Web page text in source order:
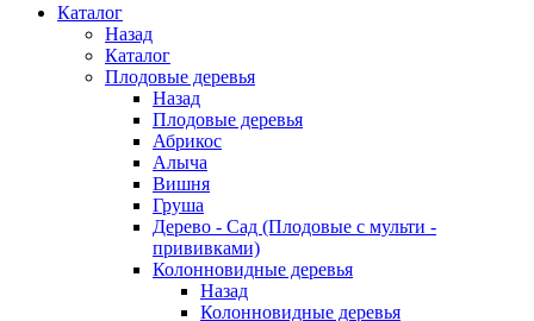
Каталог
Назад
Каталог
Плодовые деревья
Назад
Плодовые деревья
Абрикос
Алыча
Вишня
Груша
Дерево - Сад (Плодовые с мульти -
прививками)
Колонновидные деревья
Назад
Колонновидные деревья